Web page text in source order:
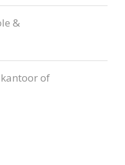
&
of